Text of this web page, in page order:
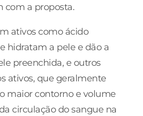
com a proposta.
ativos como ácido
hidratam a pele e dão a
preenchida, e outros
ativos, que geralmente
maior contorno e volume
circulação do sangue na